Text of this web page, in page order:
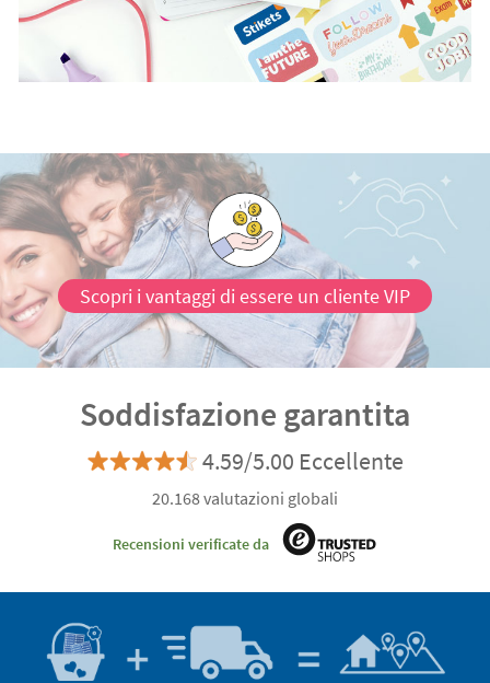
Scopri i vantaggi di essere un cliente VIP
Soddisfazione garantita
4.59/5.00 Eccellente
20.168 valutazioni globali
Recensioni verificate da